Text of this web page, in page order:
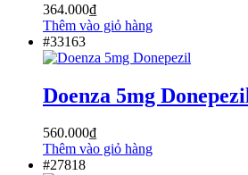
364.000₫
Thêm vào giỏ hàng
#33163
Doenza 5mg
560.000₫
Thêm vào giỏ hàng
#27818